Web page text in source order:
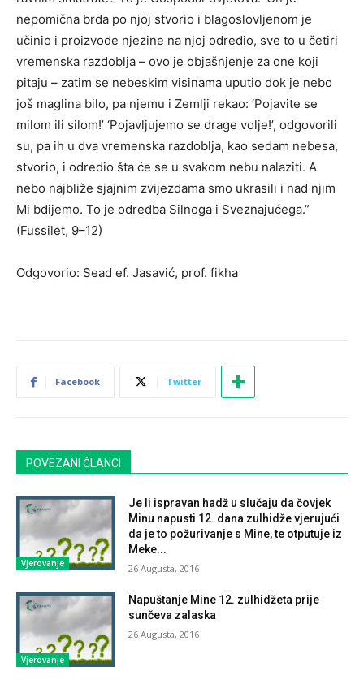
nepomična brda po njoj stvorio i blagoslovljenom je
učinio i proizvode njezine na njoj odredio, sve to u četiri
vremenska razdoblja – ovo je objašnjenje za one koji
pitaju – zatim se nebeskim visinama uputio dok je nebo
još maglina bilo, pa njemu i Zemlji rekao: ‘Pojavite se
milom ili silom!’ ‘Pojavljujemo se drage volje!’, odgovorili
su, pa ih u dva vremenska razdoblja, kao sedam nebesa,
stvorio, i odredio šta će se u svakom nebu nalaziti. A
nebo najbliže sjajnim zvijezdama smo ukrasili i nad njim
Mi bdijemo. To je odredba Silnoga i Sveznajućega.”
(Fussilet, 9–12)
Odgovorio: Sead ef. Jasavić, prof. fikha
Facebook Twitter
POVEZANI ČLANCI
Vjerovanje
Je li ispravan hadž u slučaju da čovjek
Minu napusti 12. dana zulhidže vjerujući
da je to požurivanje s Mine, te otputuje iz
Meke...
26 Augusta, 2016
Vjerovanje
Napuštanje Mine 12. zulhidžeta prije
sunčeva zalaska
26 Augusta, 2016